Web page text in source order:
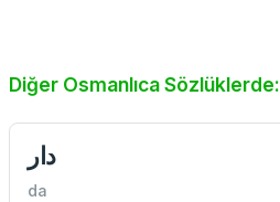
Diğer Osmanlıca Sözlüklerde:
دار
da